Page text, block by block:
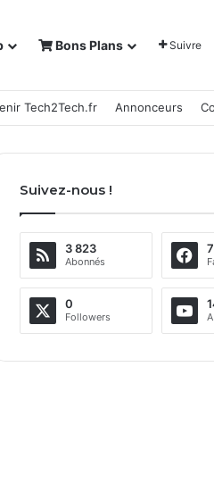
Bons Plans Suivre
Tech2Tech.fr Annonceurs
Suivez-nous !
3 823
Abonnés
0
Followers